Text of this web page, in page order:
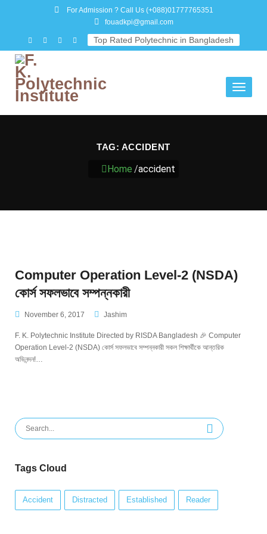
For Admission ? Call Us (+088)01777765351
fouadkpi@gmail.com
Top Rated Polytechnic in Bangladesh
Toggle
TAG: ACCIDENT
Home /accident
Computer Operation Level-2 (NSDA)
কোর্স সফলভাবে সম্পন্নকারী
November 6, 2017 Jashim
F. K. Polytechnic Institute Directed by RISDA Bangladesh 🎉 Computer
Operation Level-2 (NSDA) কোর্স সফলভাবে সম্পন্নকারী সকল শিক্ষার্থীকে আন্তরিক
অভিনন্দন!…
Search
for:
Tags Cloud
Accident Distracted Established Reader